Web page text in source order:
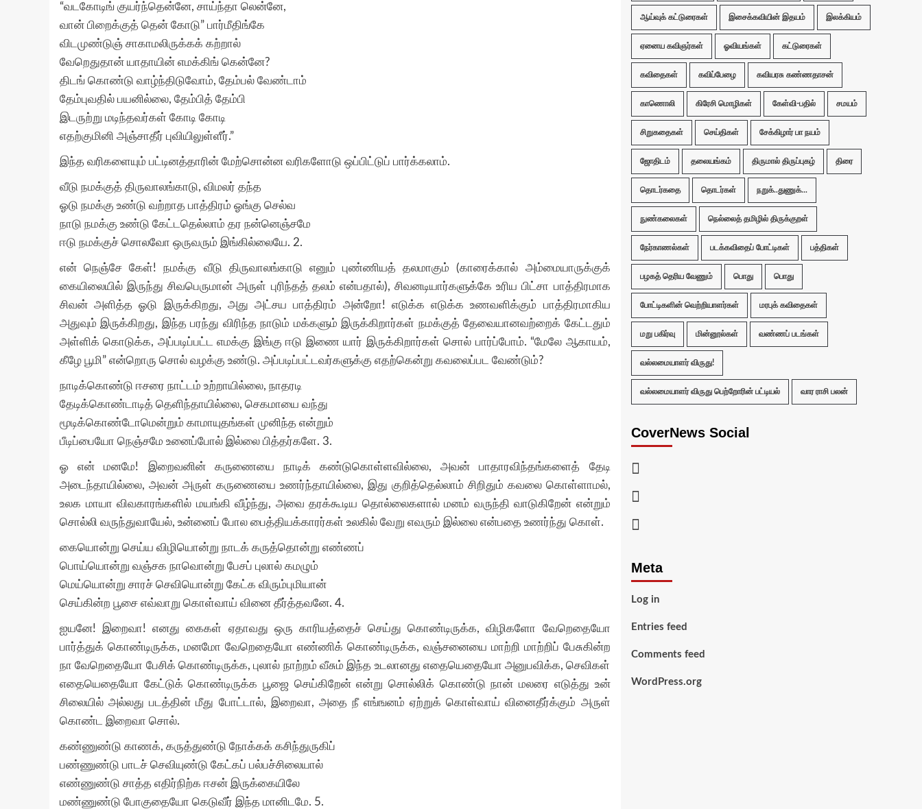
“வடகோடிங் குயர்ந்தென்னே, சாய்ந்தா லென்னே,
வான் பிறைக்குத் தென் கோடு” பார்மீதிங்கே
விடமுண்டுஞ் சாகாமலிருக்கக் கற்றால்
வேறெதுதான் யாதாயின் எமக்கிங் கென்னே?
திடங் கொண்டு வாழ்ந்திடுவோம், தேம்பல் வேண்டாம்
தேம்புவதில் பயனில்லை, தேம்பித் தேம்பி
இடருற்று மடிந்தவர்கள் கோடி கோடி
எதற்குமினி அஞ்சாதீர் புவியிலுள்ளீர்.”
இந்த வரிகளையும் பட்டினத்தாரின் மேற்சொன்ன வரிகளோடு ஒப்பிட்டுப் பார்க்கலாம்.
வீடு நமக்குத் திருவாலங்காடு, விமலர் தந்த
ஓடு நமக்கு உண்டு வற்றாத பாத்திரம் ஓங்கு செல்வ
நாடு நமக்கு உண்டு கேட்டதெல்லாம் தர நன்னெஞ்சமே
ஈடு நமக்குச் சொலவோ ஒருவரும் இங்கில்லையே. 2.
என் நெஞ்சே கேள்! நமக்கு வீடு திருவாலங்காடு எனும் புண்ணியத் தலமாகும் (காரைக்கால் அம்மையாருக்குக்
கையிலையில் இருந்து சிவபெருமான் அருள் புரிந்தத் தலம் என்பதால்), சிவனடியார்களுக்கே உரிய பிட்சா பாத்திரமாக
சிவன் அளித்த ஓடு இருக்கிறது, அது அட்சய பாத்திரம் அன்றோ! எடுக்க எடுக்க உணவளிக்கும் பாத்திரமாகிய
அதுவும் இருக்கிறது, இந்த பரந்து விரிந்த நாடும் மக்களும் இருக்கிறார்கள் நமக்குத் தேவையானவற்றைக் கேட்டதும்
அள்ளிக் கொடுக்க, அப்படிப்பட்ட எமக்கு இங்கு ஈடு இணை யார் இருக்கிறார்கள் சொல் பார்ப்போம். “மேலே ஆகாயம்,
கீழே பூமி” என்றொரு சொல் வழக்கு உண்டு. அப்படிப்பட்டவர்களுக்கு எதற்கென்று கவலைப்பட வேண்டும்?
நாடிக்கொண்டு ஈசரை நாட்டம் உற்றாயில்லை, நாதரடி
தேடிக்கொண்டாடித் தெளிந்தாயில்லை, செகமாயை வந்து
மூடிக்கொண்டோமென்றும் காமாயுதங்கள் முனிந்த என்றும்
பீடிப்பையோ நெஞ்சமே உனைப்போல் இல்லை பித்தர்களே. 3.
ஓ என் மனமே! இறைவனின் கருணையை நாடிக் கண்டுகொள்ளவில்லை, அவன் பாதாரவிந்தங்களைத் தேடி
அடைந்தாயில்லை, அவன் அருள் கருணையை உணர்ந்தாயில்லை, இது குறித்தெல்லாம் சிறிதும் கவலை கொள்ளாமல்,
உலக மாயா விவகாரங்களில் மயங்கி வீழ்ந்து, அவை தரக்கூடிய தொல்லைகளால் மனம் வருந்தி வாடுகிறேன் என்றும்
சொல்லி வருந்துவாயேல், உன்னைப் போல பைத்தியக்காரர்கள் உலகில் வேறு எவரும் இல்லை என்பதை உணர்ந்து கொள்.
கையொன்று செய்ய விழியொன்று நாடக் கருத்தொன்று எண்ணப்
பொய்யொன்று வஞ்சக நாவொன்று பேசப் புலால் கமழும்
மெய்யொன்று சாரச் செவியொன்று கேட்க விரும்புமியான்
செய்கின்ற பூசை எவ்வாறு கொள்வாய் வினை தீர்த்தவனே. 4.
ஐயனே! இறைவா! எனது கைகள் ஏதாவது ஒரு காரியத்தைச் செய்து கொண்டிருக்க, விழிகளோ வேறெதையோ
பார்த்துக் கொண்டிருக்க, மனமோ வேறெதையோ எண்ணிக் கொண்டிருக்க, வஞ்சனையை மாற்றி மாற்றிப் பேசுகின்ற
நா வேறெதையோ பேசிக் கொண்டிருக்க, புலால் நாற்றம் வீசும் இந்த உடலானது எதையெதையோ அனுபவிக்க, செவிகள்
எதையெதையோ கேட்டுக் கொண்டிருக்க பூஜை செய்கிறேன் என்று சொல்லிக் கொண்டு நான் மலரை எடுத்து உன்
சிலையில் அல்லது படத்தின் மீது போட்டால், இறைவா, அதை நீ எங்ஙனம் ஏற்றுக் கொள்வாய் வினைதீர்க்கும் அருள்
கொண்ட இறைவா சொல்.
கண்ணுண்டு காணக், கருத்துண்டு நோக்கக் கசிந்துருகிப்
பண்ணுண்டு பாடச் செவியுண்டு கேட்கப் பல்பச்சிலையால்
எண்ணுண்டு சாத்த எதிர்நிற்க ஈசன் இருக்கையிலே
மண்ணுண்டு போகுதையோ கெடுவீர் இந்த மானிடமே. 5.
ஆய்வுக் கட்டுரைகள் இசைக்கவியின் இதயம் இலக்கியம்
ஏனைய கவிஞர்கள் ஓவியங்கள் கட்டுரைகள்
கவிதைகள் கவிப்பேழை கவியரசு கண்ணதாசன்
காணொலி கிரேசி மொழிகள் கேள்வி-பதில் சமயம்
சிறுகதைகள் செய்திகள் சேக்கிழார் பா நயம்
ஜோதிடம் தலையங்கம் திருமால் திருப்புகழ் திரை
தொடர்கதை தொடர்கள் நறுக்..துணுக்...
நுண்கலைகள் நெல்லைத் தமிழில் திருக்குறள்
நேர்காணல்கள் படக்கவிதைப் போட்டிகள் பத்திகள்
பழகத் தெரிய வேணும் பொது பொது
போட்டிகளின் வெற்றியாளர்கள் மரபுக் கவிதைகள்
மறு பகிர்வு மின்னூல்கள் வண்ணப் படங்கள்
வல்லமையாளர் விருது!
வல்லமையாளர் விருது பெற்றோரின் பட்டியல் வார ராசி பலன்
CoverNews Social
Meta
Log in
Entries feed
Comments feed
WordPress.org